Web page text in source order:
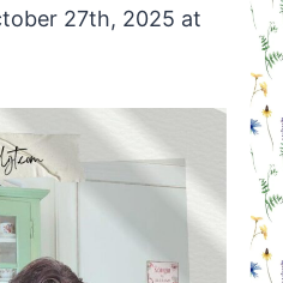
27th, 2025 at